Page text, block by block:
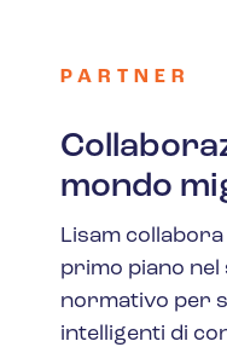
PARTNER
mondo
Lisam
primo piano
normativo per
intelligenti di